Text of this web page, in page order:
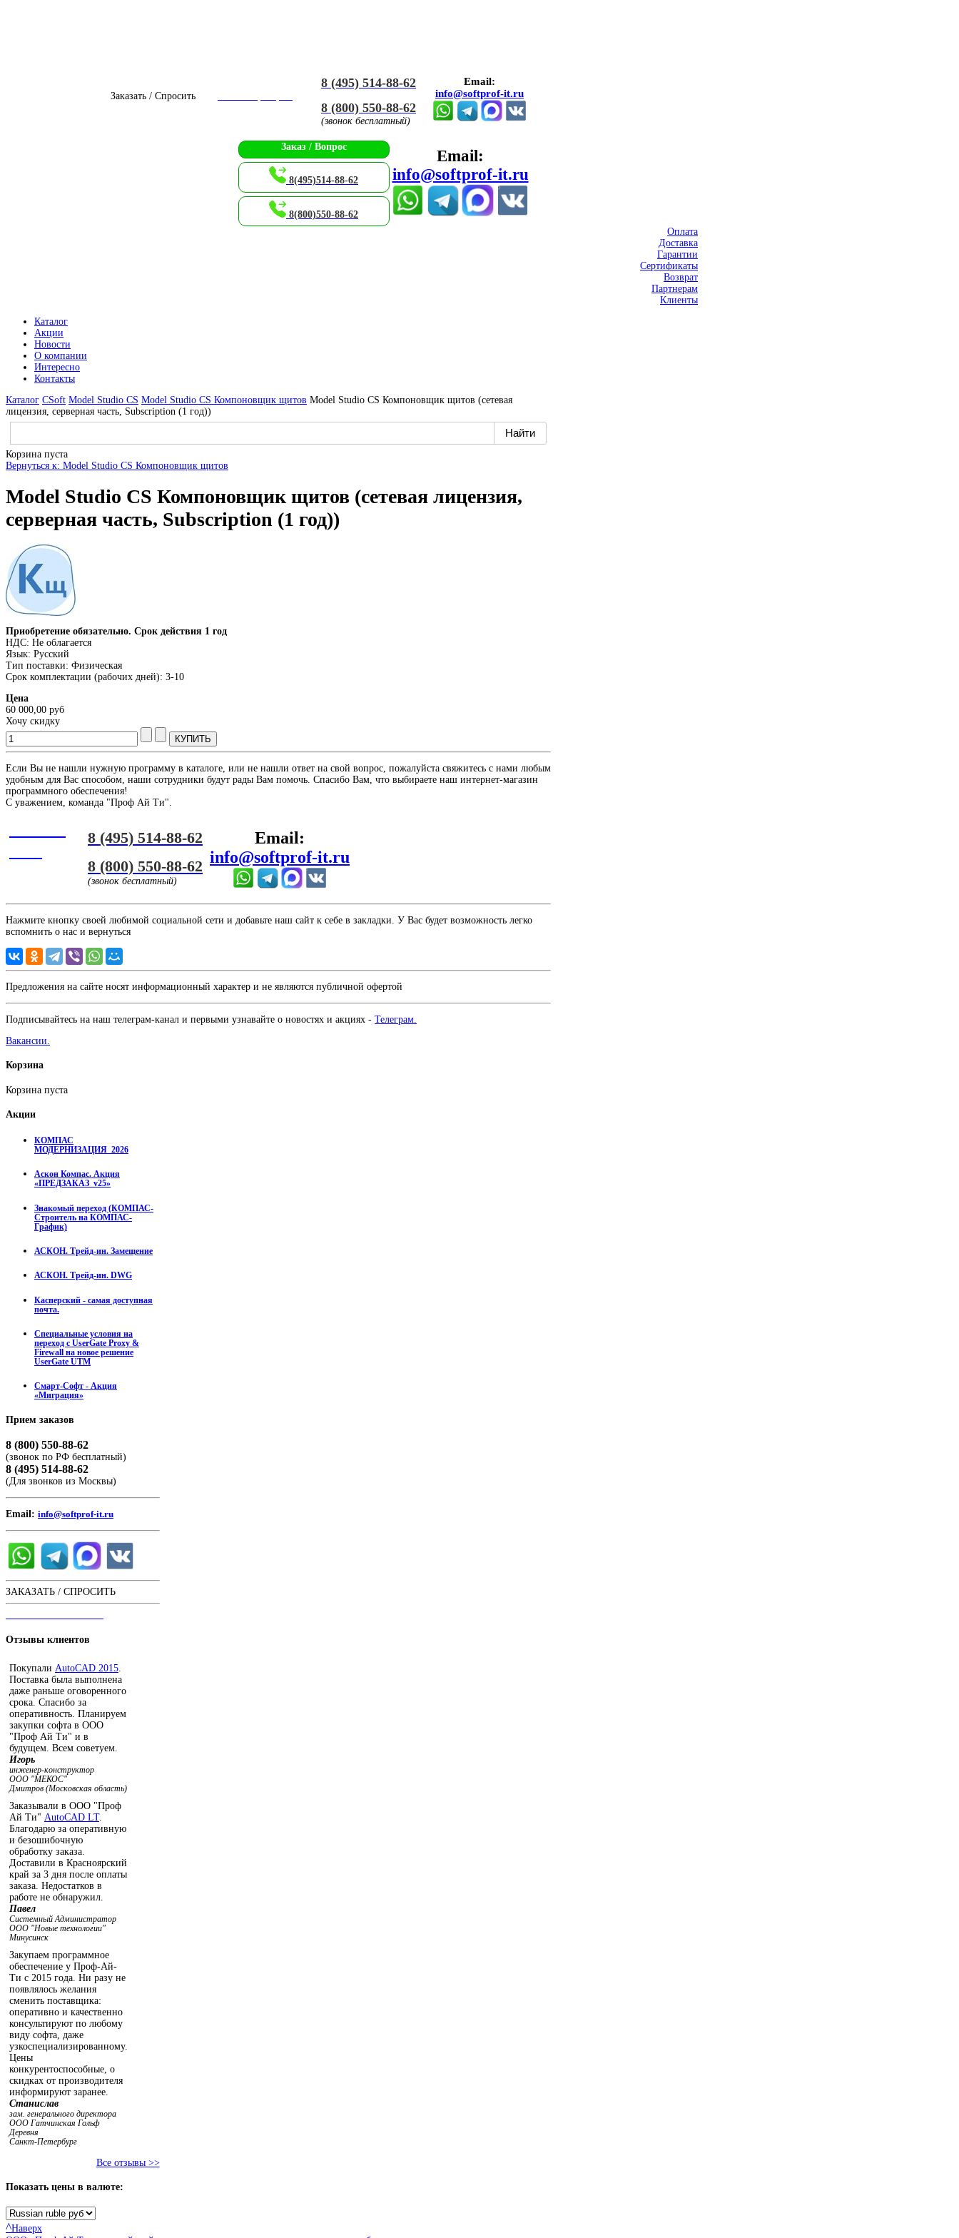
Заказать / Спросить
8 (495) 514-88-62
8 (800) 550-88-62
(звонок бесплатный)
Email:
info@softprof-it.ru
Заказ / Вопрос
8(495)514-88-62
8(800)550-88-62
Email:
info@softprof-it.ru
Оплата
Доставка
Гарантии
Сертификаты
Возврат
Партнерам
Клиенты
Каталог
Акции
Новости
О компании
Интересно
Контакты
Каталог CSoft Model Studio CS Model Studio CS Компоновщик щитов Model Studio CS Компоновщик щитов (сетевая
лицензия, серверная часть, Subscription (1 год))
Корзина пуста
Вернуться к: Model Studio CS Компоновщик щитов
Model Studio CS Компоновщик щитов (сетевая лицензия,
серверная часть, Subscription (1 год))
Приобретение обязательно. Срок действия 1 год
НДС: Не облагается
Язык: Русский
Тип поставки: Физическая
Срок комплектации (рабочих дней): 3-10
Цена
60 000,00 руб
Хочу скидку
Если Вы не нашли нужную программу в каталоге, или не нашли ответ на свой вопрос, пожалуйста свяжитесь с нами любым
удобным для Вас способом, наши сотрудники будут рады Вам помочь. Спасибо Вам, что выбираете наш интернет-магазин
программного обеспечения!
С уважением, команда "Проф Ай Ти".
8 (495) 514-88-62
8 (800) 550-88-62
(звонок бесплатный)
Email:
info@softprof-it.ru
Нажмите кнопку своей любимой социальной сети и добавьте наш сайт к себе в закладки. У Вас будет возможность легко
вспомнить о нас и вернуться
Предложения на сайте носят информационный характер и не являются публичной офертой
Подписывайтесь на наш телеграм-канал и первыми узнавайте о новостях и акциях - Телеграм.
Вакансии.
Корзина
Корзина пуста
Акции
КОМПАС
МОДЕРНИЗАЦИЯ_2026
Аскон Компас. Акция
«ПРЕДЗАКАЗ_v25»
Знакомый переход (КОМПАС-
Строитель на КОМПАС-
График)
АСКОН. Трейд-ин. Замещение
АСКОН. Трейд-ин. DWG
Касперский - самая доступная
почта.
Специальные условия на
переход с UserGate Proxy &
Firewall на новое решение
UserGate UTM
Смарт-Софт - Акция
«Миграция»
Прием заказов
8 (800) 550-88-62
(звонок по РФ бесплатный)
8 (495) 514-88-62
(Для звонков из Москвы)
Email: info@softprof-it.ru
ЗАКАЗАТЬ / СПРОСИТЬ
Отзывы клиентов
Покупали AutoCAD 2015
Поставка была выполнена
даже раньше оговоренного
срока. Спасибо за
оперативность. Планируем
закупки софта в ООО
"Проф Ай Ти" и в
будущем. Всем советуем.
Игорь
инженер-конструктор
ООО "МЕКОС"
Дмитров (Московская область)
Заказывали в ООО "Проф
Ай Ти" AutoCAD LT.
Благодарю за оперативную
и безошибочную
обработку заказа.
Доставили в Красноярский
край за 3 дня после оплаты
заказа. Недостатков в
работе не обнаружил.
Павел
Системный Администратор
ООО "Новые технологии"
Минусинск
Закупаем программное
обеспечение у Проф-Ай-
Ти с 2015 года. Ни разу не
появлялось желания
сменить поставщика:
оперативно и качественно
консультируют по любому
виду софта, даже
узкоспециализированному.
Цены
конкурентоспособные, о
скидках от производителя
информируют заранее.
Станислав
зам. генерального директора
ООО Гатчинская Гольф
Деревня
Санкт-Петербург
Все отзывы >>
Показать цены в валюте:
^Наверх